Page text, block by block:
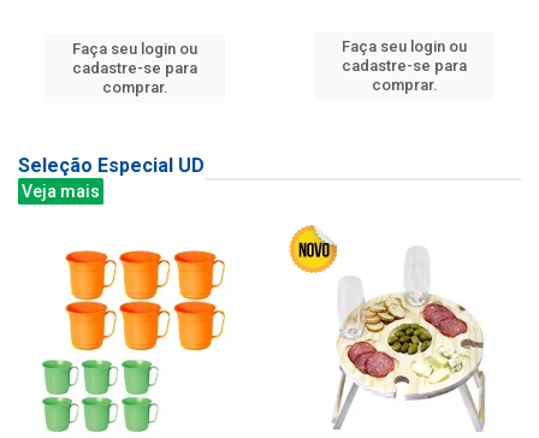
Faça seu login ou
cadastre-se para
comprar.
Faça seu login ou
cadastre-se para
comprar.
Seleção Especial UD
Veja mais